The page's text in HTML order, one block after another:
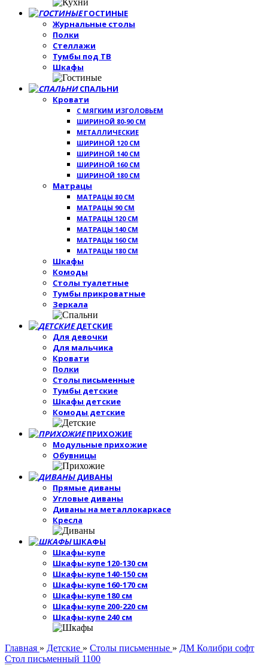
ГОСТИНЫЕ
Журнальные столы
Полки
Стеллажи
Тумбы под ТВ
Шкафы
СПАЛЬНИ
Кровати
С МЯГКИМ ИЗГОЛОВЬЕМ
ШИРИНОЙ 80-90 СМ
МЕТАЛЛИЧЕСКИЕ
ШИРИНОЙ 120 СМ
ШИРИНОЙ 140 СМ
ШИРИНОЙ 160 СМ
ШИРИНОЙ 180 СМ
Матрацы
МАТРАЦЫ 80 СМ
МАТРАЦЫ 90 СМ
МАТРАЦЫ 120 СМ
МАТРАЦЫ 140 СМ
МАТРАЦЫ 160 СМ
МАТРАЦЫ 180 СМ
Шкафы
Комоды
Столы туалетные
Тумбы прикроватные
Зеркала
ДЕТСКИЕ
Для девочки
Для мальчика
Кровати
Полки
Столы письменные
Тумбы детские
Шкафы детские
Комоды детские
ПРИХОЖИЕ
Модульные прихожие
Обувницы
ДИВАНЫ
Прямые диваны
Угловые диваны
Диваны на металлокаркасе
Кресла
ШКАФЫ
Шкафы-купе
Шкафы-купе 120-130 см
Шкафы-купе 140-150 см
Шкафы-купе 160-170 см
Шкафы-купе 180 см
Шкафы-купе 200-220 см
Шкафы-купе 240 см
Главная » Детские » Столы письменные » ДМ Колибри софт
Стол письменный 1100